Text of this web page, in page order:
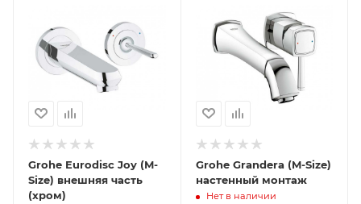
Grohe Eurodisc Joy (M-
Size) внешняя часть
(хром)
Grohe Grandera (M-Size)
настенный монтаж
Нет в наличии